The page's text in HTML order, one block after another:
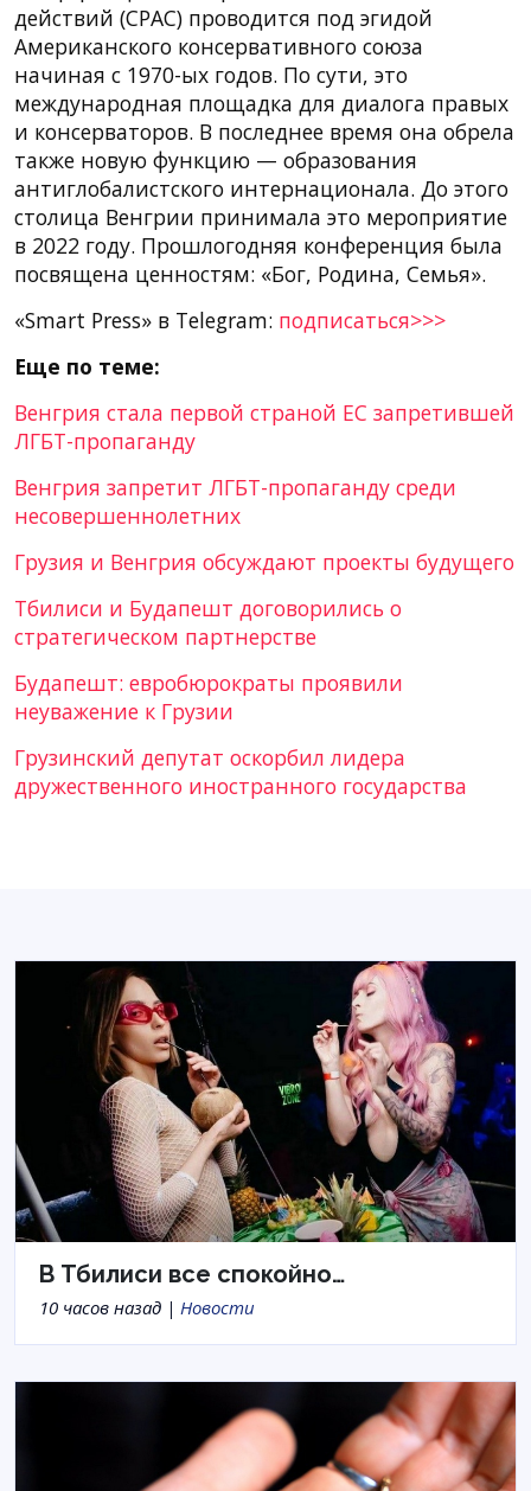
действий (CPAC) проводится под эгидой
Американского консервативного союза
начиная с 1970-ых годов. По сути, это
международная площадка для диалога правых
и консерваторов. В последнее время она обрела
также новую функцию — образования
антиглобалистского интернационала. До этого
столица Венгрии принимала это мероприятие
в 2022 году. Прошлогодняя конференция была
посвящена ценностям: «Бог, Родина, Семья».
«Smart Press» в Telegram: подписаться>>>
Еще по теме:
Венгрия стала первой страной ЕС запретившей
ЛГБТ-пропаганду
Венгрия запретит ЛГБТ-пропаганду среди
несовершеннолетних
Грузия и Венгрия обсуждают проекты будущего
Тбилиси и Будапешт договорились о
стратегическом партнерстве
Будапешт: евробюрократы проявили
неуважение к Грузии
Грузинский депутат оскорбил лидера
дружественного иностранного государства
В Тбилиси все спокойно…
10 часов назад | Новости